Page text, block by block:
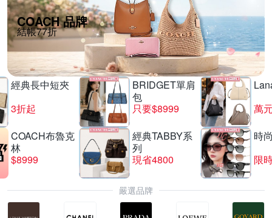
COACH 品牌
結帳77折
經典長中短夾
3折起
BRIDGET單肩
包
只要$8999
萬
COACH布魯克
林
$8999
經典TABBY系
列
現省4800
時
限
嚴選品牌